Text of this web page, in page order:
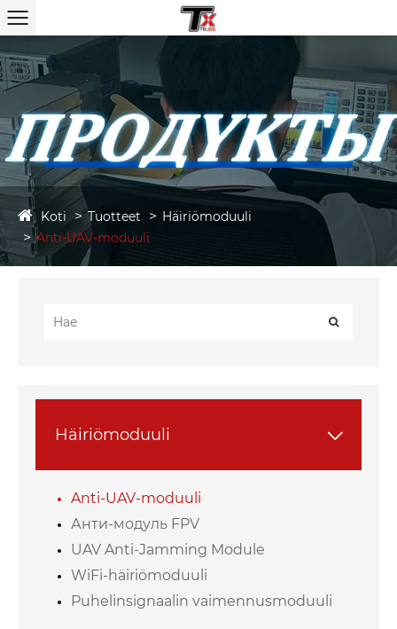
Koti Tuotteet
Häiriömoduuli
Anti-UAV-moduuli
Häiriömoduuli 
Anti-UAV-moduuli
Анти-модуль FPV
UAV Anti-Jamming Module
WiFi-häiriömoduuli
Puhelinsignaalin vaimennusmoduuli